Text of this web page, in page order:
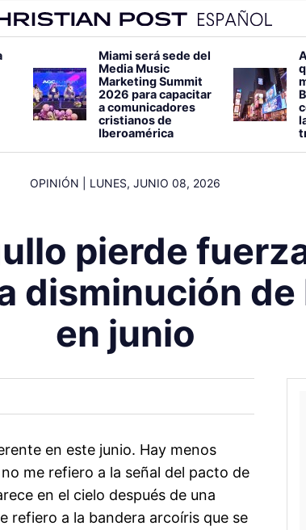
Miami será sede del
Media Music
Marketing Summit
2026 para capacitar
a comunicadores
cristianos de
Iberoamérica
OPINIÓN LUNES, JUNIO 08, 2026
pierde
disminución
en junio
en este junio. Hay menos
me refiero a la señal del pacto de
en el cielo después de una
refiero a la bandera arcoíris que se